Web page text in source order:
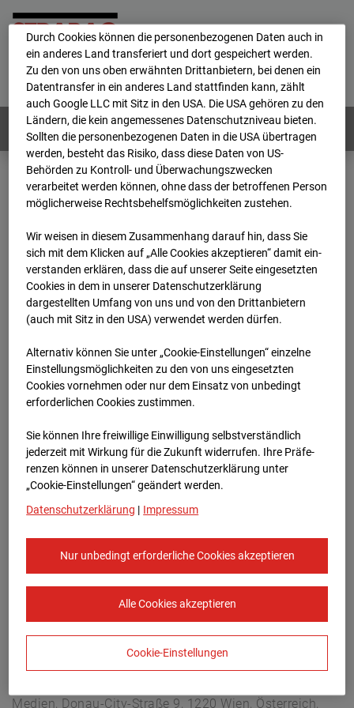
Home E-Mail Impressum
Login
Deutsch / English
Webcams: Alle Länder
Home
Deutschland
BC-114 BV-Ausbau Bonatzbau -Cam2
Archiv
2026
05 06 11:30
BC-114 BV-Ausbau
Bonatzbau -Cam2
Arnulf Klett Platz, 70173 Stuttgart
Zur Übersicht
Europe/Berlin
Medien, Donau-City-Straße 9, 1220 Wien, Österreich,
Durch Cookies können die personenbezogenen Daten auch in
ein anderes Land transferiert und dort gespeichert werden.
Zu den von uns oben erwähnten Drittanbietern, bei denen ein
Datentransfer in ein anderes Land stattfinden kann, zählt
auch Google LLC mit Sitz in den USA. Die USA gehören zu den
Ländern, die kein angemessenes Datenschutzniveau bieten.
Sollten die personenbezogenen Daten in die USA übertragen
werden, besteht das Risiko, dass diese Daten von US-
Behörden zu Kontroll- und Überwachungszwecken
verarbeitet werden können, ohne dass der betroffenen Person
möglicherweise Rechtsbehelfsmöglichkeiten zustehen.
Wir weisen in diesem Zusammenhang darauf hin, dass Sie
sich mit dem Klicken auf „Alle Cookies akzeptieren“ damit ein­
ver­standen erklären, dass die auf unserer Seite eingesetzten
Cookies in dem in unserer Datenschutzerklärung
dargestellten Umfang von uns und von den Drittanbietern
(auch mit Sitz in den USA) verwendet werden dürfen.
Alternativ können Sie unter „Cookie-Einstellungen“ einzelne
Einstellungsmöglichkeiten zu den von uns eingesetzten
Cookies vornehmen oder nur dem Einsatz von unbedingt
erforderlichen Cookies zustimmen.
Sie können Ihre freiwillige Einwilligung selbstverständlich
jederzeit mit Wirkung für die Zukunft widerrufen. Ihre Prä­fe­
renzen können in unserer Datenschutzerklärung unter
„Cookie-Einstellungen“ geändert werden.
Datenschutzerklärung | Impressum
Nur unbedingt erforderliche Cookies akzeptieren
Alle Cookies akzeptieren
Cookie-Einstellungen